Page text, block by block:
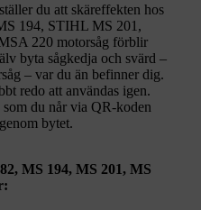
du att skäreffekten hos
194, STIHL MS 201,
220 motorsåg förblir
byta sågkedja och svärd –
– var du än befinner dig.
redo att användas igen.
du når via QR-koden
bytet.
MS 194, MS 201, MS